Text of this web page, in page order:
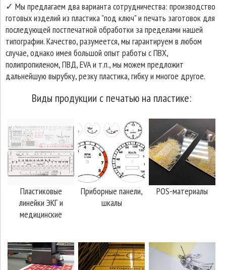
✓ Мы предлагаем два варианта сотрудничества: производство
готовых изделий из пластика "под ключ" и печать заготовок для
последующей постпечатной обработки за пределами нашей
типографии. Качество, разумеется, мы гарантируем в любом
случае, однако имея большой опыт работы с ПВХ,
полипропиленом, ПВД, EVA и т.п., мы можем предложит
дальнейшую вырубку, резку пластика, гибку и многое другое.
Виды продукции с печатью на пластике:
Пластиковые
линейки ЭКГ и
медицинские
Приборные панели,
шкалы
POS-материалы